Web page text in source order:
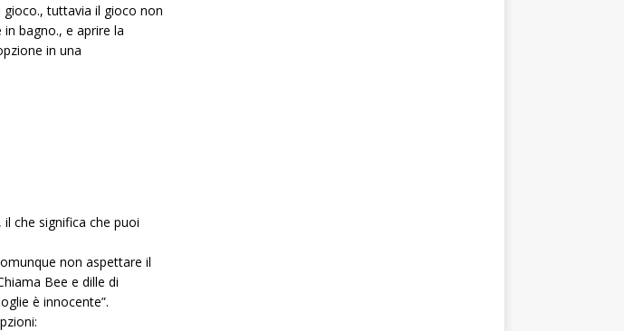
tuttavia il gioco non
bagno., e aprire la
in una
che significa che puoi
non aspettare il
Bee e dille di
è innocente”.